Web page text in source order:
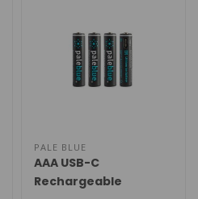
PALE BLUE
AAA USB-C
Rechargeable